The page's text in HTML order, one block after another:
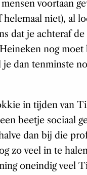
voortaan
helemaal niet), al
dat je achteraf
nog moet
je dan tenminste
in tijden van
beetje sociaal
dan bij die
zo veel in te
oneindig veel